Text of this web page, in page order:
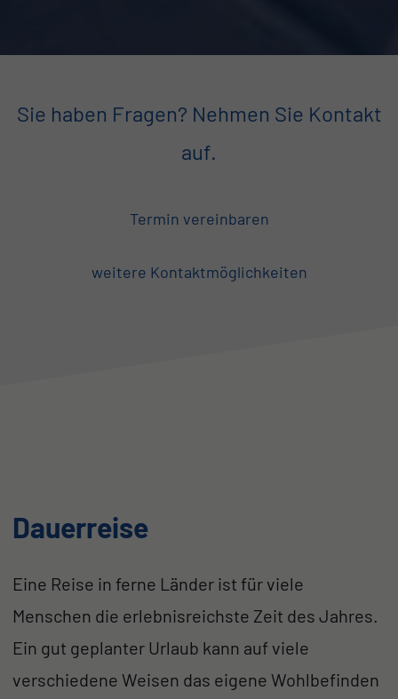
Sie haben Fragen? Nehmen Sie Kontakt
auf.
Termin vereinbaren
weitere Kontaktmöglichkeiten
Dauerreise
Eine Reise in ferne Länder ist für viele
Menschen die erlebnisreichste Zeit des Jahres.
Ein gut geplanter Urlaub kann auf viele
verschiedene Weisen das eigene Wohlbefinden